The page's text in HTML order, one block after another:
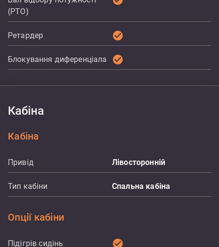
(PTO)
Ретардер check_circle
Блокування диференціала check_circle
Кабіна
Кабіна
Привід Лівосторонній
Тип кабіни Спальна кабіна
Опції кабіни
Підігрів сидінь check_circle